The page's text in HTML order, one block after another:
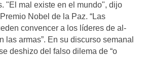
"El mal existe en el mundo", dijo
Nobel de la Paz. “Las
convencer a los líderes de al-
las armas”. En su discurso semanal
deshizo del falso dilema de “o